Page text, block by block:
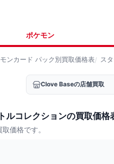
ポケモン
ンカード パック別買取価格表 ス
Clove Baseの店舗買取
ルコレクションの買取価格
価格です。